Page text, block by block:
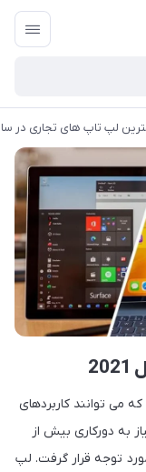
لپ‌ تاپ‌ های تجاری در سال
می‌ توانند کاربردهای
به دورکاری بیش از
توجه قرار گرفت. لپ‌